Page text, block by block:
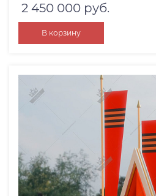
2 450 000 руб.
В корзину